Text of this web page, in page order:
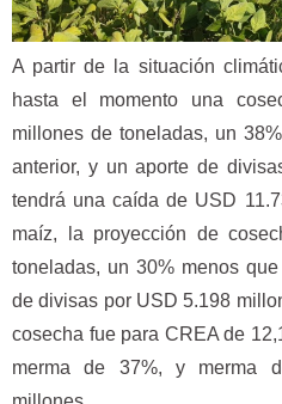
A partir de la situación
hasta el momento una
millones de toneladas, un
anterior, y un aporte de
tendrá una caída de USD
maíz, la proyección de
toneladas, un 30% menos
de divisas por USD 5.198
cosecha fue para CREA de
merma de 37%, y merma